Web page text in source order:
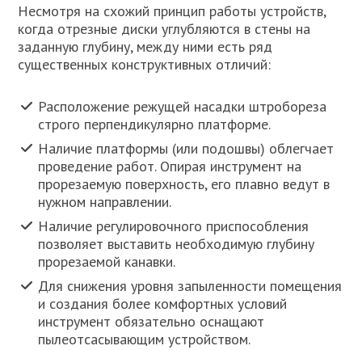
Несмотря на схожий принцип работы устройств,
когда отрезные диски углубляются в стены на
заданную глубину, между ними есть ряд
существенных конструктивных отличий:
Расположение режущей насадки штробореза
строго перпендикулярно платформе.
Наличие платформы (или подошвы) облегчает
проведение работ. Опирая инструмент на
прорезаемую поверхность, его плавно ведут в
нужном направлении.
Наличие регулировочного приспособления
позволяет выставить необходимую глубину
прорезаемой канавки.
Для снижения уровня запыленности помещения
и создания более комфортных условий
инструмент обязательно оснащают
пылеотсасывающим устройством.